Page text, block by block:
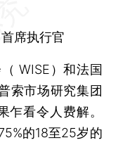
席执行官
WISE）和法国
索市场研究集团
乍看令人费解。
的18至25岁的